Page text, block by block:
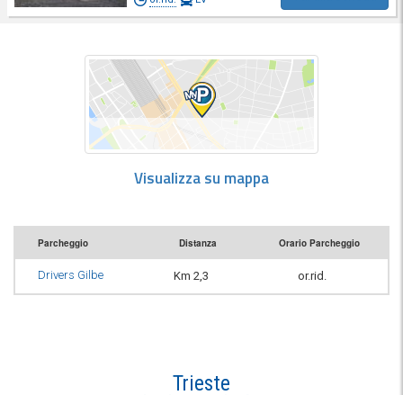
Visualizza su mappa
Parcheggio Distanza Orario Parcheggio
Drivers Gilbe Km 2,3 or.rid.
Trieste